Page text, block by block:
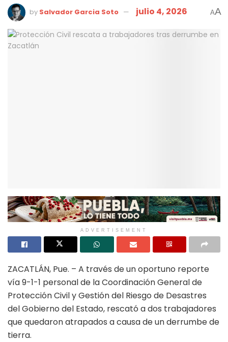
by Salvador Garcia Soto julio 4, 2026 AA
ADVERTISEMENT
ZACATLÁN, Pue. – A través de un oportuno reporte
vía 9-1-1 personal de la Coordinación General de
Protección Civil y Gestión del Riesgo de Desastres
del Gobierno del Estado, rescató a dos trabajadores
que quedaron atrapados a causa de un derrumbe de
tierra.